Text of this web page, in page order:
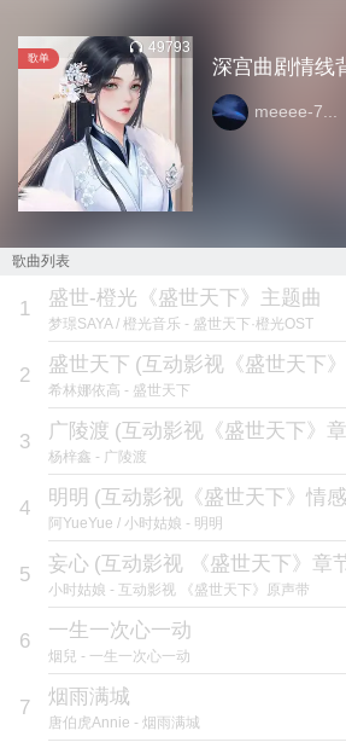
歌单
49793
深宫曲剧情线
meeee-7...
歌曲列表
1 盛世-橙光《盛世天下》主题曲
梦璟SAYA / 橙光音乐 - 盛世天下·橙光OST
2 盛世天下 (互动影视《盛世天下
希林娜依高 - 盛世天下
3 广陵渡 (互动影视《盛世天下》
杨梓鑫 - 广陵渡
4 明明 (互动影视《盛世天下》情
阿YueYue / 小时姑娘 - 明明
5 妄心 (互动影视 《盛世天下》章
小时姑娘 - 互动影视 《盛世天下》原声带
6 一生一次心一动
烟兒 - 一生一次心一动
7 烟雨满城
唐伯虎Annie - 烟雨满城